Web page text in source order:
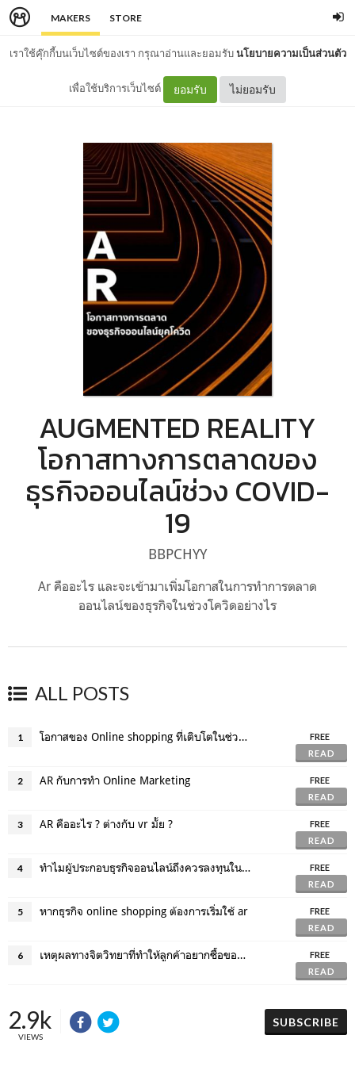
MAKERS STORE
เราใช้คุ๊กกี้บนเว็บไซต์ของเรา กรุณาอ่านและยอมรับนโยบายความเป็นส่วนตัว
เพื่อใช้บริการเว็บไซต์ ยอมรับ ไม่ยอมรับ
AUGMENTED REALITY
โอกาสทางการตลาดของ
ธุรกิจออนไลน์ช่วง COVID-
19
BBPCHYY
Ar คืออะไร และจะเข้ามาเพิ่มโอกาสในการทำการตลาด
ออนไลน์ของธุรกิจในช่วงโควิดอย่างไร
ALL POSTS
1 โอกาสของ Online shopping ที่เติบโตในช่วงวิกฤติ covid-19
FREE
READ
2 AR กับการทำ Online Marketing
FREE
READ
3 AR คืออะไร ? ต่างกับ vr มั้ย ?
FREE
READ
4 ทำไมผู้ประกอบธุรกิจออนไลน์ถึงควรลงทุนใน AR ?
FREE
READ
5 หากธุรกิจ online shopping ต้องการเริ่มใช้ ar
FREE
READ
6 เหตุผลทางจิตวิทยาที่ทำให้ลูกค้าอยากซื้อของกับคุณ ด้วยการใช้ ar
FREE
READ
2.9k
VIEWS
SUBSCRIBE